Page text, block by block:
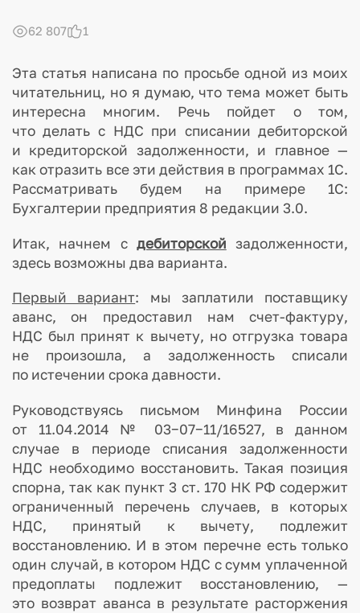
62 807 1
Эта статья написана по просьбе одной из моих
читательниц, но я думаю, что тема может быть
интересна многим. Речь пойдет о том,
что делать с НДС при списании дебиторской
и кредиторской задолженности, и главное —
как отразить все эти действия в программах 1С.
Рассматривать будем на примере 1С:
Бухгалтерии предприятия 8 редакции 3.0.
Итак, начнем с дебиторской задолженности,
здесь возможны два варианта.
Первый вариант: мы заплатили поставщику
аванс, он предоставил нам счет-фактуру,
НДС был принят к вычету, но отгрузка товара
не произошла, а задолженность списали
по истечении срока давности.
Руководствуясь письмом Минфина России
от 11.04.2014 № 03−07−11/16527, в данном
случае в периоде списания задолженности
НДС необходимо восстановить. Такая позиция
спорна, так как пункт 3 ст. 170 НК РФ содержит
ограниченный перечень случаев, в которых
НДС, принятый к вычету, подлежит
восстановлению. И в этом перечне есть только
один случай, в котором НДС с сумм уплаченной
предоплаты подлежит восстановлению, —
это возврат аванса в результате расторжения